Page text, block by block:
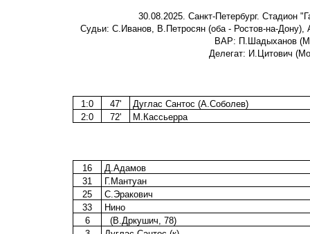
30.08.2025. Санкт-Петербург. Стадион
Судьи: С.Иванов, В.Петросян (оба - Ростов-на-
ВАР: П.Шадыханов
Делегат: И.Цитович
1:0 47'
Дуглас Сантос (А.Соболев)
2:0
72' М.Кассьерра
16
Д.Адамов
31
Г.Мантуан
25
С.Эракович
33
Нино
6
(В.Дркушич, 78)